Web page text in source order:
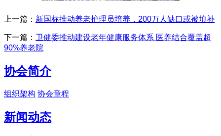
上一篇： 新国标推动养老护理员培养，200万人缺口或被填补
下一篇： 卫健委推动建设老年健康服务体系 医养结合覆盖超
90%养老院
协会简介
组织架构 协会章程
新闻动态